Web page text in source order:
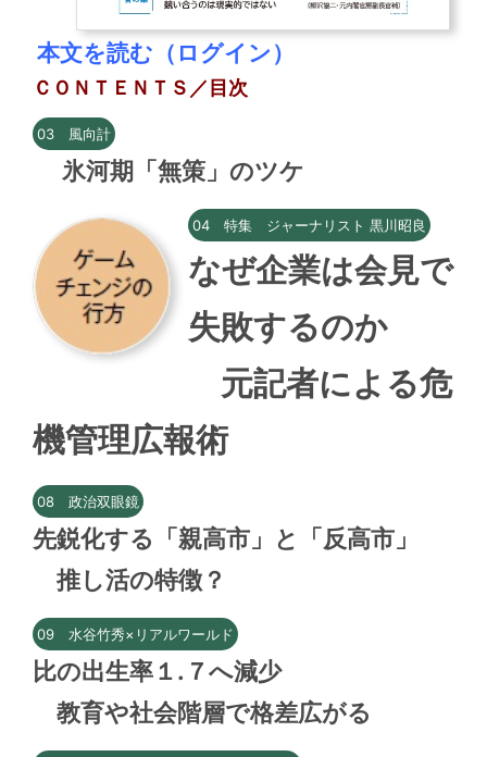
本文を読む（ログイン）
ＣＯＮＴＥＮＴＳ／目次
03 風向計
氷河期「無策」のツケ
04 特集 ジャーナリスト 黒川昭良
なぜ企業は会見で
失敗するのか
元記者による危
機管理広報術
08 政治双眼鏡
先鋭化する「親高市」と「反高市」
推し活の特徴？
09 水谷竹秀×リアルワールド
比の出生率１.７へ減少
教育や社会階層で格差広がる